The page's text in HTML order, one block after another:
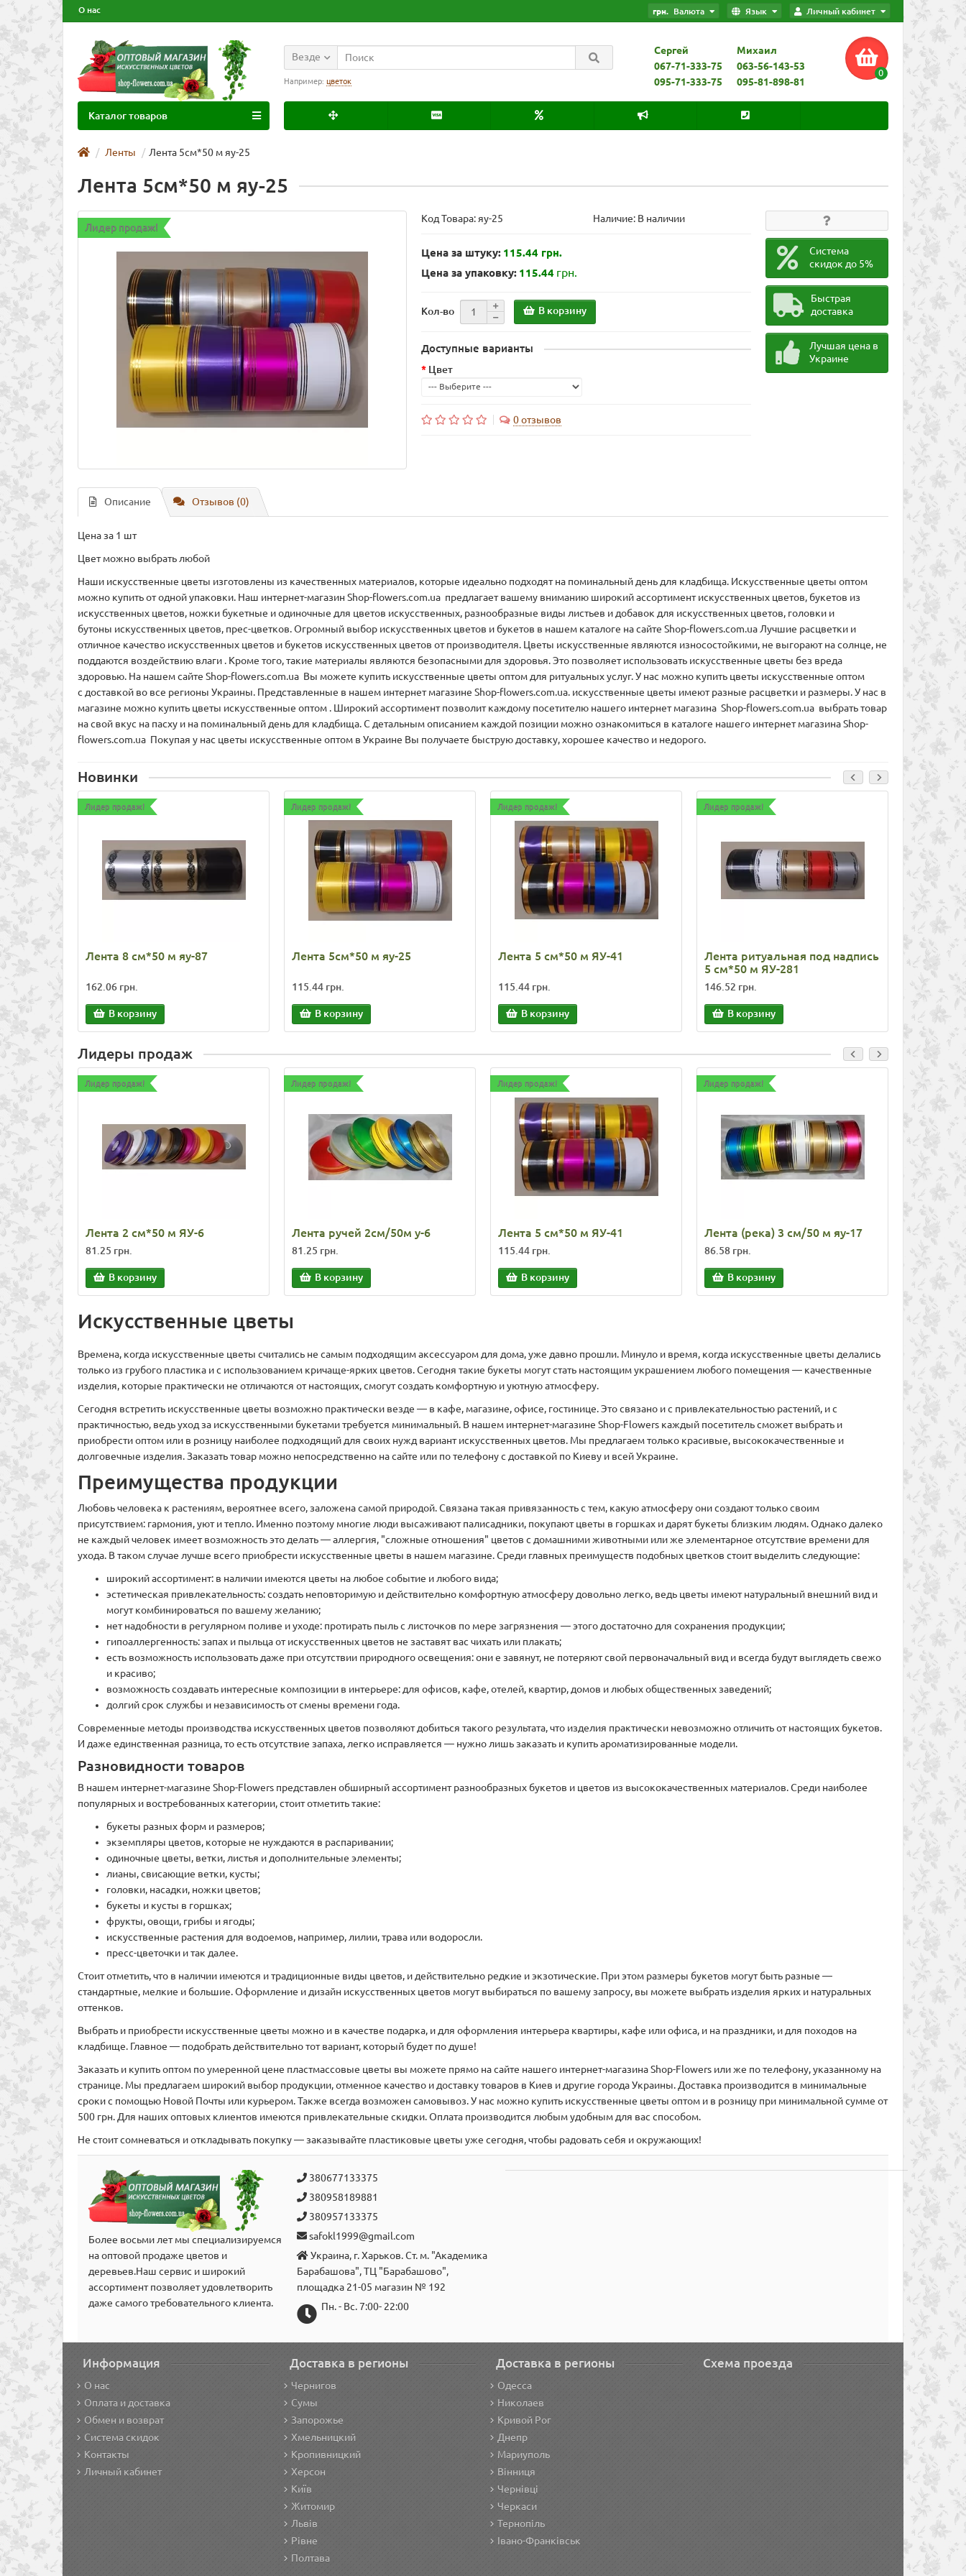
Личный кабинет
Язык
грн. Валюта
О нас
Сергей
067-71-333-75
095-71-333-75
Михаил
063-56-143-53
095-81-898-81
0
Везде
Например: цветок
Каталог товаров
Ленты Лента 5см*50 м яу-25
Лента 5см*50 м яу-25
Лидер продаж!
Код Товара: яу-25 Наличие: В наличии
Цена за штуку: 115.44 грн.
Цена за упаковку: 115.44 грн.
Кол-во В корзину
Доступные варианты
Цвет
0 отзывов
Система
скидок до 5%
Быстрая
доставка
Лучшая цена в
Украине
Описание Отзывов (0)
Цена за 1 шт
Цвет можно выбрать любой
Наши искусственные цветы изготовлены из качественных материалов, которые идеально подходят на поминальный день для кладбища. Искусственные цветы оптом
можно купить от одной упаковки. Наш интернет-магазин Shop-flowers.com.ua предлагает вашему вниманию широкий ассортимент искусственных цветов, букетов из
искусственных цветов, ножки букетные и одиночные для цветов искусственных, разнообразные виды листьев и добавок для искусственных цветов, головки и
бутоны искусственных цветов, прес-цветков. Огромный выбор искусственных цветов и букетов в нашем каталоге на сайте Shop-flowers.com.ua Лучшие расцветки и
отличное качество искусственных цветов и букетов искусственных цветов от производителя. Цветы искусственные являются износостойкими, не выгорают на солнце, не
поддаются воздействию влаги . Кроме того, такие материалы являются безопасными для здоровья. Это позволяет использовать искусственные цветы без вреда
здоровью. На нашем сайте Shop-flowers.com.ua Вы можете купить искусственные цветы оптом для ритуальных услуг. У нас можно купить цветы искусственные оптом
с доставкой во все регионы Украины. Представленные в нашем интернет магазине Shop-flowers.com.ua. искусственные цветы имеют разные расцветки и размеры. У нас в
магазине можно купить цветы искусственные оптом . Широкий ассортимент позволит каждому посетителю нашего интернет магазина Shop-flowers.com.ua выбрать товар
на свой вкус на пасху и на поминальный день для кладбища. С детальным описанием каждой позиции можно ознакомиться в каталоге нашего интернет магазина Shop-
flowers.com.ua Покупая у нас цветы искусственные оптом в Украине Вы получаете быструю доставку, хорошее качество и недорого.
Новинки
Лидер продаж!
Лента 8 см*50 м яу-87
162.06 грн.
В корзину
Лидер продаж!
Лента 5см*50 м яу-25
115.44 грн.
В корзину
Лидер продаж!
Лента 5 см*50 м ЯУ-41
115.44 грн.
В корзину
Лидер продаж!
Лента ритуальная под надпись
5 см*50 м ЯУ-281
146.52 грн.
В корзину
Лидер
Лента
8 см*50
155.40 грн.
В
Лидеры продаж
Лидер продаж!
Лента 2 см*50 м ЯУ-6
81.25 грн.
В корзину
Лидер продаж!
Лента ручей 2см/50м у-6
81.25 грн.
В корзину
Лидер продаж!
Лента 5 см*50 м ЯУ-41
115.44 грн.
В корзину
Лидер продаж!
Лента (река) 3 см/50 м яу-17
86.58 грн.
В корзину
Лидер
Лента 3
86.58 грн.
В
Искусственные цветы
Времена, когда искусственные цветы считались не самым подходящим аксессуаром для дома, уже давно прошли. Минуло и время, когда искусственные цветы делались
только из грубого пластика и с использованием кричаще-ярких цветов. Сегодня такие букеты могут стать настоящим украшением любого помещения — качественные
изделия, которые практически не отличаются от настоящих, смогут создать комфортную и уютную атмосферу.
Сегодня встретить искусственные цветы возможно практически везде — в кафе, магазине, офисе, гостинице. Это связано и с привлекательностью растений, и с
практичностью, ведь уход за искусственными букетами требуется минимальный. В нашем интернет-магазине Shop-Flowers каждый посетитель сможет выбрать и
приобрести оптом или в розницу наиболее подходящий для своих нужд вариант искусственных цветов. Мы предлагаем только красивые, высококачественные и
долговечные изделия. Заказать товар можно непосредственно на сайте или по телефону с доставкой по Киеву и всей Украине.
Преимущества продукции
Любовь человека к растениям, вероятнее всего, заложена самой природой. Связана такая привязанность с тем, какую атмосферу они создают только своим
присутствием: гармония, уют и тепло. Именно поэтому многие люди высаживают палисадники, покупают цветы в горшках и дарят букеты близким людям. Однако далеко
не каждый человек имеет возможность это делать — аллергия, "сложные отношения" цветов с домашними животными или же элементарное отсутствие времени для
ухода. В таком случае лучше всего приобрести искусственные цветы в нашем магазине. Среди главных преимуществ подобных цветков стоит выделить следующие:
широкий ассортимент: в наличии имеются цветы на любое событие и любого вида;
эстетическая привлекательность: создать неповторимую и действительно комфортную атмосферу довольно легко, ведь цветы имеют натуральный внешний вид и
могут комбинироваться по вашему желанию;
нет надобности в регулярном поливе и уходе: протирать пыль с листочков по мере загрязнения — этого достаточно для сохранения продукции;
гипоаллергенность: запах и пыльца от искусственных цветов не заставят вас чихать или плакать;
есть возможность использовать даже при отсутствии природного освещения: они е завянут, не потеряют свой первоначальный вид и всегда будут выглядеть свежо
и красиво;
возможность создавать интересные композиции в интерьере: для офисов, кафе, отелей, квартир, домов и любых общественных заведений;
долгий срок службы и независимость от смены времени года.
Современные методы производства искусственных цветов позволяют добиться такого результата, что изделия практически невозможно отличить от настоящих букетов.
И даже единственная разница, то есть отсутствие запаха, легко исправляется — нужно лишь заказать и купить ароматизированные модели.
Разновидности товаров
В нашем интернет-магазине Shop-Flowers представлен обширный ассортимент разнообразных букетов и цветов из высококачественных материалов. Среди наиболее
популярных и востребованных категории, стоит отметить такие:
букеты разных форм и размеров;
экземпляры цветов, которые не нуждаются в распаривании;
одиночные цветы, ветки, листья и дополнительные элементы;
лианы, свисающие ветки, кусты;
головки, насадки, ножки цветов;
букеты и кусты в горшках;
фрукты, овощи, грибы и ягоды;
искусственные растения для водоемов, например, лилии, трава или водоросли.
пресс-цветочки и так далее.
Стоит отметить, что в наличии имеются и традиционные виды цветов, и действительно редкие и экзотические. При этом размеры букетов могут быть разные —
стандартные, мелкие и большие. Оформление и дизайн искусственных цветов могут выбираться по вашему запросу, вы можете выбрать изделия ярких и натуральных
оттенков.
Выбрать и приобрести искусственные цветы можно и в качестве подарка, и для оформления интерьера квартиры, кафе или офиса, и на праздники, и для походов на
кладбище. Главное — подобрать действительно тот вариант, который будет по душе!
Заказать и купить оптом по умеренной цене пластмассовые цветы вы можете прямо на сайте нашего интернет-магазина Shop-Flowers или же по телефону, указанному на
странице. Мы предлагаем широкий выбор продукции, отменное качество и доставку товаров в Киев и другие города Украины. Доставка производится в минимальные
сроки с помощью Новой Почты или курьером. Также всегда возможен самовывоз. У нас можно купить искусственные цветы оптом и в розницу при минимальной сумме от
500 грн. Для наших оптовых клиентов имеются привлекательные скидки. Оплата производится любым удобным для вас способом.
Не стоит сомневаться и откладывать покупку — заказывайте пластиковые цветы уже сегодня, чтобы радовать себя и окружающих!
Более восьми лет мы специализируемся
на оптовой продаже цветов и
деревьев.Наш сервис и широкий
аcсортимент позволяет удовлетворить
даже самого требовательного клиента.
380677133375
380958189881
380957133375
safokl1999@gmail.com
Украина, г. Харьков. Ст. м. "Академика
Барабашова", ТЦ "Барабашово",
площадка 21-05 магазин № 192
Пн. - Вс. 7:00- 22:00
Информация
О нас
Оплата и доставка
Обмен и возврат
Система скидок
Контакты
Личный кабинет
Доставка в регионы
Чернигов
Сумы
Запорожье
Хмельницкий
Кропивницкий
Херсон
Київ
Житомир
Львів
Рівне
Полтава
Доставка в регионы
Одесса
Николаев
Кривой Рог
Днепр
Мариуполь
Вінниця
Чернівці
Черкаси
Тернопіль
Івано-Франківськ
Схема проезда